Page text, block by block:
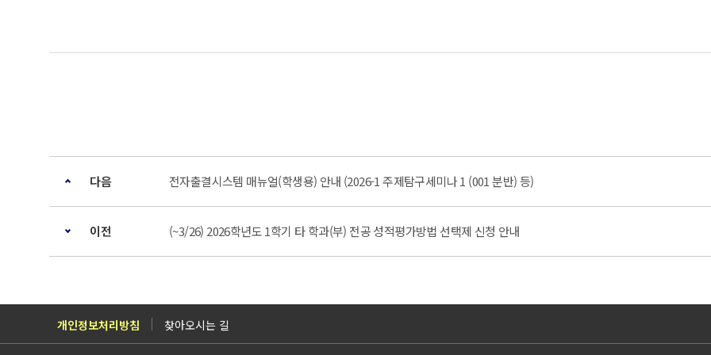
다음 전자출결시스템 매뉴얼(학생용) 안내 (2026-1 주제탐구세미나 1 (001 분반) 등)
이전 (~3/26) 2026학년도 1학기 타 학과(부) 전공 성적평가방법 선택제 신청 안내
개인정보처리방침 찾아오시는 길